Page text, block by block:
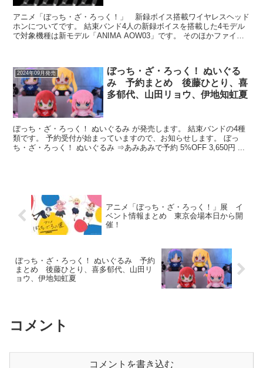
アニメ「ぼっち・ざ・ろっく！」 新録ボイス搭載ワイヤレスヘッド
ホンについてです。 結束バンド4人の新録ボイスを搭載した4モデル
で対象機種は新モデル「ANIMA AOW03」です。 そのほかファイル
2024年09月発売
ぼっち・ざ・ろっく！ ぬいぐる
み 予約まとめ 後藤ひとり、喜
多郁代、山田リョウ、伊地知虹夏
ぼっち・ざ・ろっく！ ぬいぐるみ が発売します。 結束バンドの4種
類です。 予約受付が始まっていますので、お知らせします。 ぼっ
ち・ざ・ろっく！ ぬいぐるみ ⇒あみあみで予約 5%OFF 3,650円 ...
アニメ「ぼっち・ざ・ろっく！」展 イ
ベント情報まとめ 東京会場本日から開
催！
ぼっち・ざ・ろっく！ ぬいぐるみ 予約
まとめ 後藤ひとり、喜多郁代、山田リ
ョウ、伊地知虹夏
コメント
コメントを書き込む